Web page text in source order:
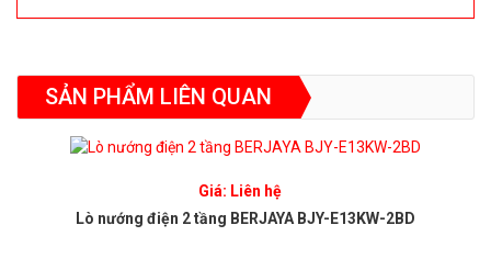
SẢN PHẨM LIÊN QUAN
Giá: Liên hệ
Lò nướng điện 2 tầng BERJAYA BJY-E13KW-2BD